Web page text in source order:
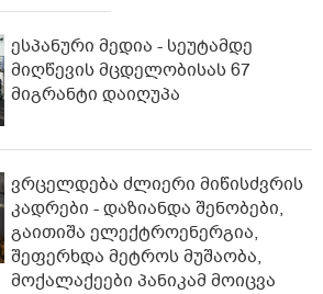
ესპანური მედია - სეუტამდე
მიღწევის მცდელობისას 67
მიგრანტი დაიღუპა
ვრცელდება ძლიერი მიწისძვრის
კადრები - დაზიანდა შენობები,
გაითიშა ელექტროენერგია,
შეფერხდა მეტროს მუშაობა,
მოქალაქეები პანიკამ მოიცვა